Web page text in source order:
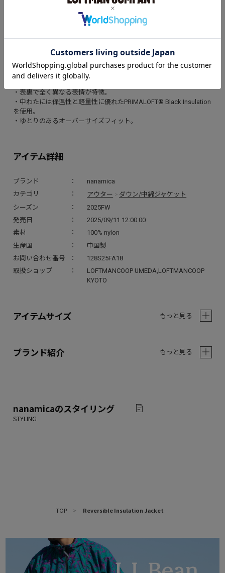
アイテム詳細
ブランド
nanamica
カテゴリ
アウター > ダウン/中綿ジャケット
シーズン
2025FW
発売日
2025/09/11 12:00:00
素材
100% nylon
生産国
中国製
お問い合わせ番号
128S25FA18
取扱ショップ
LOFTMANCOOP UMEDA,LOFTMANCOOP
KYOTO
アイテム説明
・リバーシブル仕様のインシュレーションジャケット。
・表側にリサイクルナイロンツイル、裏側にリサイクルナイロンリ
ップストップを使用。
・表裏で全く異なる表情が特徴。
・中わたには保温性と軽量性に優れたPRIMALOFT® Black Insulation
を使用。
・ゆとりのあるオーバーサイズフィット。
アイテムサイズ もっと見る
ブランド紹介 もっと見る
nanamicaのスタイリング
TOP > Reversible Insulation Jacket